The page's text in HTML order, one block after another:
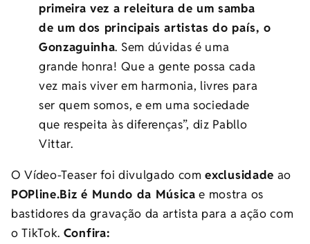
primeira vez a releitura de um samba
de um dos principais artistas do país, o
Gonzaguinha. Sem dúvidas é uma
grande honra! Que a gente possa cada
vez mais viver em harmonia, livres para
ser quem somos, e em uma sociedade
que respeita às diferenças”, diz Pabllo
Vittar.
O Vídeo-Teaser foi divulgado comexclusidade ao
POPline.Biz é Mundo da Música e mostra os
bastidores da gravação da artista para a ação com
o TikTok. Confira: